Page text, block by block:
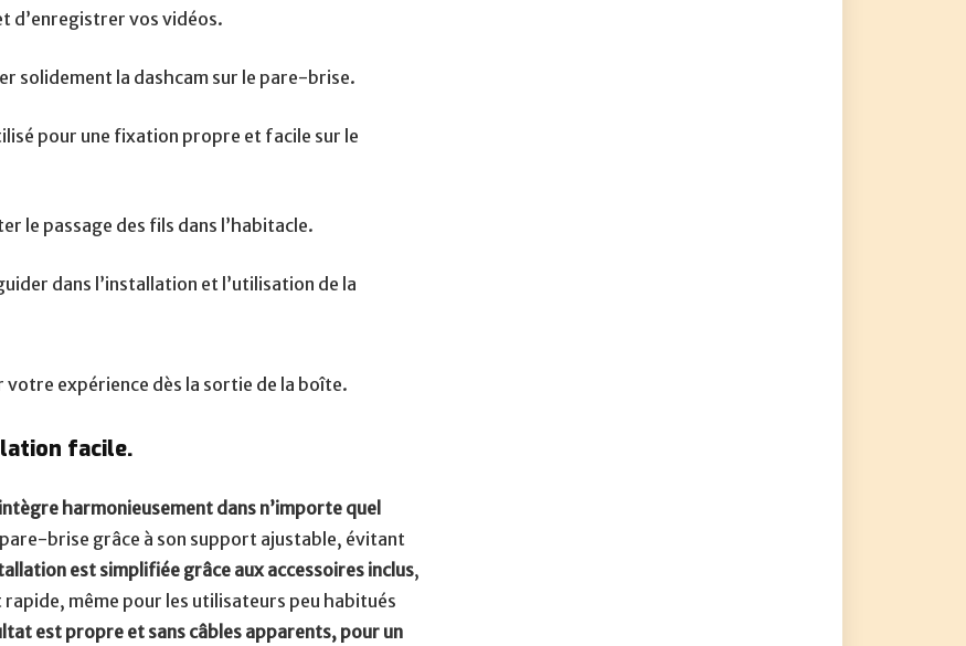
d’enregistrer vos vidéos.
solidement la dashcam sur le pare-brise.
pour une fixation propre et facile sur le
le passage des fils dans l’habitacle.
dans l’installation et l’utilisation de la
expérience dès la sortie de la boîte.
facile.
harmonieusement dans n’importe quel
brise grâce à son support ajustable, évitant
est simplifiée grâce aux accessoires inclus,
même pour les utilisateurs peu habitués
est propre et sans câbles apparents, pour un